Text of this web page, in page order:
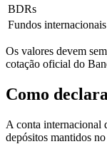
BDRs
Fundos internacionais
Os valores devem
cotação oficial do
Como
A conta internacional
depósitos mantidos